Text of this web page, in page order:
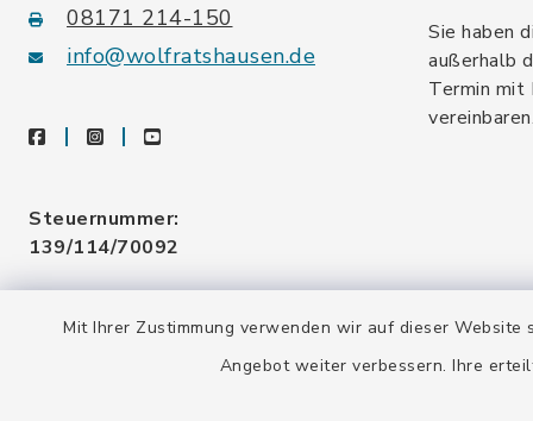
Mit Ihrer Zustimmung verwenden wir auf dieser
Angebot weiter verbessern. Ihre
08171 214-150
info@wolfratshausen.de
facebookinstagramyoutube
Steuernummer:
139/114/70092
DE128 378 377
Sie haben
außerhalb
Termin mit